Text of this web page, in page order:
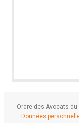
Ordre des Avocats du
Données